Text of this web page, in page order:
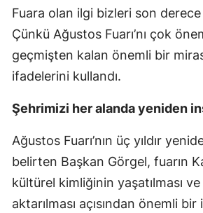
Fuara olan ilgi bizleri son
Çünkü Ağustos Fuarı’nı çok
geçmişten kalan önemli bir
ifadelerini kullandı.
Şehrimizi her alanda yeniden
Ağustos Fuarı’nın üç yıldır
belirten Başkan Görgel, fuarın
kültürel kimliğinin yaşatılması
aktarılması açısından önemli